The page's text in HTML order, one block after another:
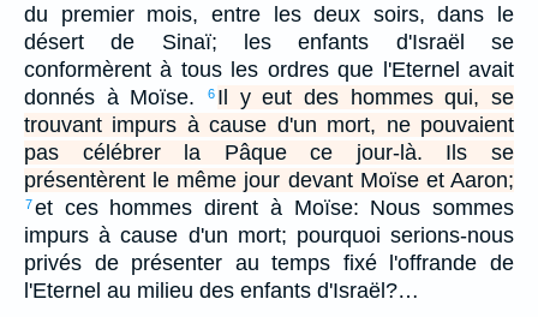
du premier mois, entre les deux soirs, dans le
désert de Sinaï; les enfants d'Israël se
conformèrent à tous les ordres que l'Eternel avait
donnés à Moïse.
6 Il y eut des hommes qui, se
trouvant impurs à cause d'un mort, ne pouvaient
pas célébrer la Pâque ce jour-là. Ils se
présentèrent le même jour devant Moïse et Aaron;
7et ces hommes dirent à Moïse: Nous sommes
impurs à cause d'un mort; pourquoi serions-nous
privés de présenter au temps fixé l'offrande de
l'Eternel au milieu des enfants d'Israël?…